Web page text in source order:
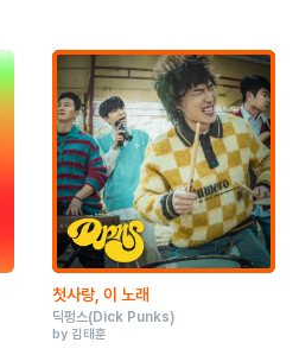
첫사랑, 이 노래
딕펑스(Dick Punks)
by 김태훈